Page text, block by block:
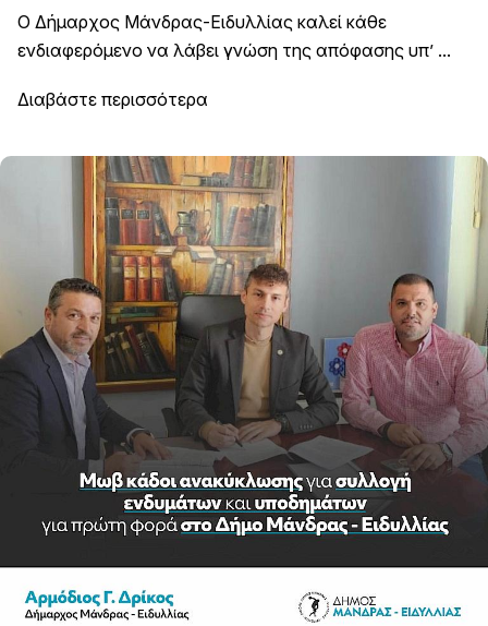
Ο Δήμαρχος Μάνδρας-Ειδυλλίας καλεί κάθε
ενδιαφερόμενο να λάβει γνώση της απόφασης υπ’ ...
Διαβάστε περισσότερα